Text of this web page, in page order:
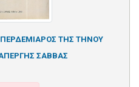
ΤΗΣ ΤΗΝΟΥ
ΣΑΒΒΑΣ